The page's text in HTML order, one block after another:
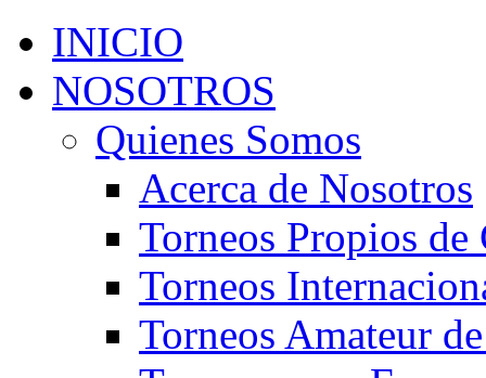
INICIO
NOSOTROS
Quienes Somos
Acerca de Nosotros
Torneos Propios
Torneos
Torneos Amateur